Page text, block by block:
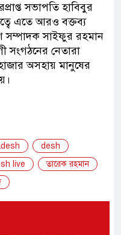
সভাপতি হাবিবুর
এতে আরও বক্তব্য
সম্পাদক সাইফুর রহমান
নেতারা
অসহায় মানুষের
desh
live
তারেক রহমান